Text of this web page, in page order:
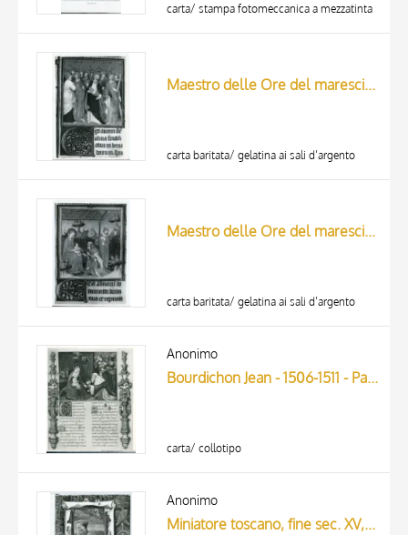
carta/ stampa fotomeccanica a mezzatinta
Maestro delle Ore del maresciallo Boucicaut, attr. - sec. XV, primo quarto - Lucca, Biblioteca Statale, ms. 3122, f. 285v, particolare
carta baritata/ gelatina ai sali d’argento
Maestro delle Ore del maresciallo Boucicaut, attr. - sec. XV, primo quarto - Lucca, Biblioteca Statale, ms. 3122, f. 25r, particolare
carta baritata/ gelatina ai sali d’argento
Anonimo
Bourdichon Jean - 1506-1511 - Parigi, Bibliothèque nationale de France, Latin 886, f. 31r
carta/ collotipo
Anonimo
Miniatore toscano, fine sec. XV, Davide